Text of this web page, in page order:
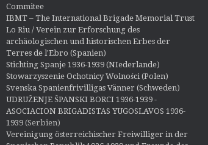
Commitee
IBMT – The International Brigade Memorial Trust
Lo Riu / Verein zur Erforschung des
archäologischen und historischen Erbes der
Terres de l'Ebro (Spanien)
Stichting Spanje 1936-1939 (NIederlande)
Stowarzyszenie Ochotnicy Wolności (Polen)
Svenska Spanienfrivilligas Vänner (Schweden)
UDRUŽENJE ŠPANSKI BORCI 1936-1939 -
ASOCIACION BRIGADISTAS YUGOSLAVOS 1936-
1939(Serbien)
Vereinigung österreichischer Freiwilliger in der